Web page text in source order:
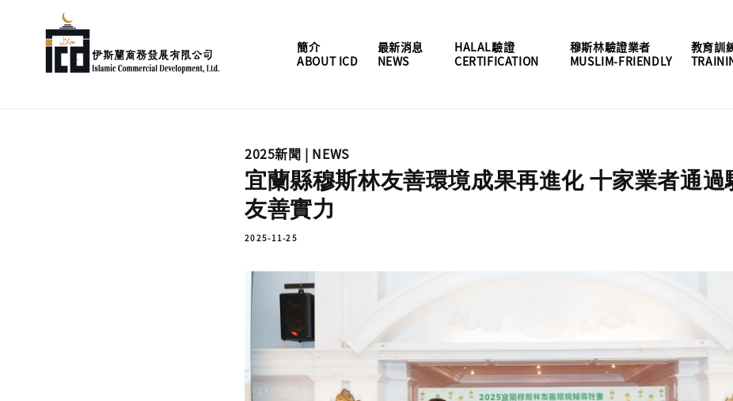
簡介
ABOUT ICD
最新消息
NEWS
HALAL驗證
CERTIFICATION
穆斯林驗證業者
MUSLIM-FRIENDLY
教育訓
2025新聞 | NEWS
宜蘭縣穆斯林友善環境成果再進化 十家業者通過
友善實力
2025-11-25